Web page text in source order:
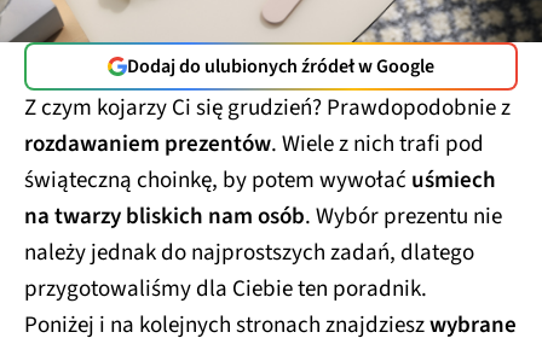
Dodaj do ulubionych źródeł w Google
Z czym kojarzy Ci się grudzień? Prawdopodobnie z
rozdawaniem prezentów. Wiele z nich trafi pod
świąteczną choinkę, by potem wywołać uśmiech
na twarzy bliskich nam osób. Wybór prezentu nie
należy jednak do najprostszych zadań, dlatego
przygotowaliśmy dla Ciebie ten poradnik.
Poniżej i na kolejnych stronach znajdzieszwybrane